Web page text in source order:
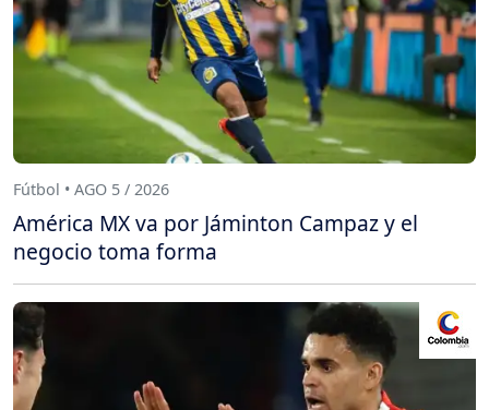
Fútbol • AGO 5 / 2026
América MX va por Jáminton Campaz y el
negocio toma forma